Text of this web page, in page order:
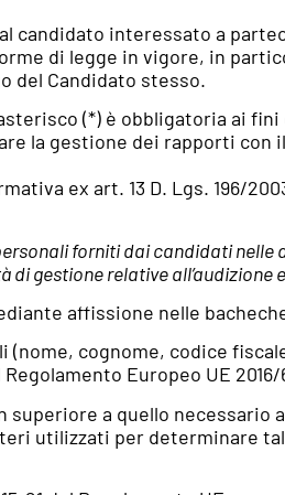
interessato a
di legge in vigore, in
del Candidato stesso.
(*) è obbligatoria ai
la gestione dei rapporti con
ex art. 13 D. Lgs. 196/
forniti dai candidati
gestione relative all’audizione
affissione nelle
cognome, codice
Europeo UE 2016/
a quello
utilizzati per determinare